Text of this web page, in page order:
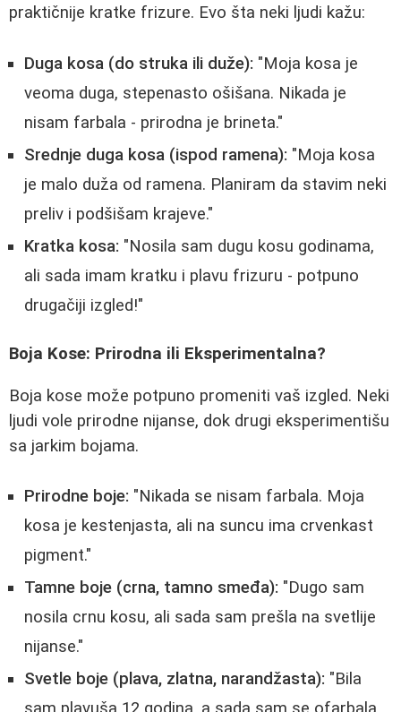
praktičnije kratke frizure. Evo šta neki ljudi kažu:
Duga kosa (do struka ili duže): "Moja kosa je
veoma duga, stepenasto ošišana. Nikada je
nisam farbala - prirodna je brineta."
Srednje duga kosa (ispod ramena): "Moja kosa
je malo duža od ramena. Planiram da stavim neki
preliv i podšišam krajeve."
Kratka kosa: "Nosila sam dugu kosu godinama,
ali sada imam kratku i plavu frizuru - potpuno
drugačiji izgled!"
Boja Kose: Prirodna ili Eksperimentalna?
Boja kose može potpuno promeniti vaš izgled. Neki
ljudi vole prirodne nijanse, dok drugi eksperimentišu
sa jarkim bojama.
Prirodne boje: "Nikada se nisam farbala. Moja
kosa je kestenjasta, ali na suncu ima crvenkast
pigment."
Tamne boje (crna, tamno smeđa): "Dugo sam
nosila crnu kosu, ali sada sam prešla na svetlije
nijanse."
Svetle boje (plava, zlatna, narandžasta): "Bila